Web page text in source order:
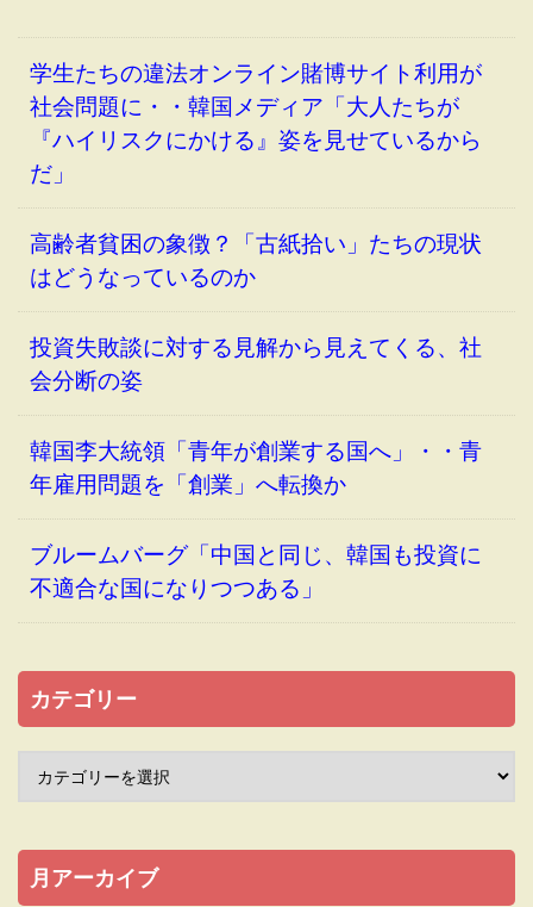
学生たちの違法オンライン賭博サイト利用が
社会問題に・・韓国メディア「大人たちが
『ハイリスクにかける』姿を見せているから
だ」
高齢者貧困の象徴？「古紙拾い」たちの現状
はどうなっているのか
投資失敗談に対する見解から見えてくる、社
会分断の姿
韓国李大統領「青年が創業する国へ」・・青
年雇用問題を「創業」へ転換か
ブルームバーグ「中国と同じ、韓国も投資に
不適合な国になりつつある」
カテゴリー
月アーカイブ